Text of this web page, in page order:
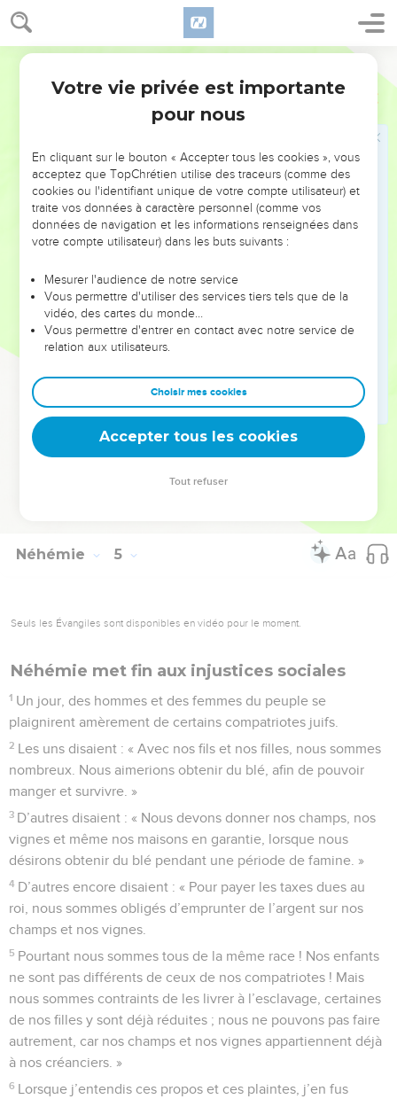
Néhémie 4
ceinture pendant qu’ils réparaient la muraille. Un homme
m’accompagnait, prêt à sonner de la trompette.
étaient présents : « Il y a encore beaucoup de travail à faire,
tout le long de la muraille. Or nous sommes répartis sur une
Où que vous soyez, si vous entendez une sonnerie de
trompette, rassemblez-vous auprès de moi. Et que notre
Dieu combatte avec nous ! »
Nous étions ainsi au travail de l’aube à la nuit, la moitié
d’entre nous tenant une lance à la main.
Durant cette période j’ordonnai à chaque responsable de
passer la nuit, avec son équipe de collaborateurs, à
l’intérieur de Jérusalem, afin qu’ils puissent nous protéger
durant la nuit et travailler le jour.
hommes de garde qui m’accompagnaient, nous ne retirions
jamais nos vêtements, si ce n’est pour nous baigner.
© Société biblique française – Bibli’O, 1997, avec autorisation. Pour vous procurer
Néhémie 5
Seuls les Évangiles sont disponibles en vidéo pour le moment.
Néhémie met fin aux injustices sociales
1 Un jour, des hommes et des femmes du peuple se
plaignirent amèrement de certains compatriotes juifs.
2 Les uns disaient : « Avec nos fils et nos filles, nous sommes
nombreux. Nous aimerions obtenir du blé, afin de pouvoir
manger et survivre. »
3 D’autres disaient : « Nous devons donner nos champs, nos
vignes et même nos maisons en garantie, lorsque nous
désirons obtenir du blé pendant une période de famine. »
4 D’autres encore disaient : « Pour payer les taxes dues au
roi, nous sommes obligés d’emprunter de l’argent sur nos
champs et nos vignes.
5 Pourtant nous sommes tous de la même race ! Nos enfants
ne sont pas différents de ceux de nos compatriotes ! Mais
nous sommes contraints de les livrer à l’esclavage, certaines
de nos filles y sont déjà réduites ; nous ne pouvons pas faire
autrement, car nos champs et nos vignes appartiennent déjà
à nos créanciers. »
6 Lorsque j’entendis ces propos et ces plaintes, j’en fus
Votre vie privée est importante
pour nous
En cliquant sur le bouton « Accepter tous les cookies », vous
acceptez que TopChrétien utilise des traceurs (comme des
cookies ou l'identifiant unique de votre compte utilisateur) et
traite vos données à caractère personnel (comme vos
données de navigation et les informations renseignées dans
votre compte utilisateur) dans les buts suivants :
Mesurer l'audience de notre service
Vous permettre d'utiliser des services tiers tels que de la
vidéo, des cartes du monde…
Vous permettre d'entrer en contact avec notre service de
relation aux utilisateurs.
Choisir mes cookies
Accepter tous les cookies
Tout refuser